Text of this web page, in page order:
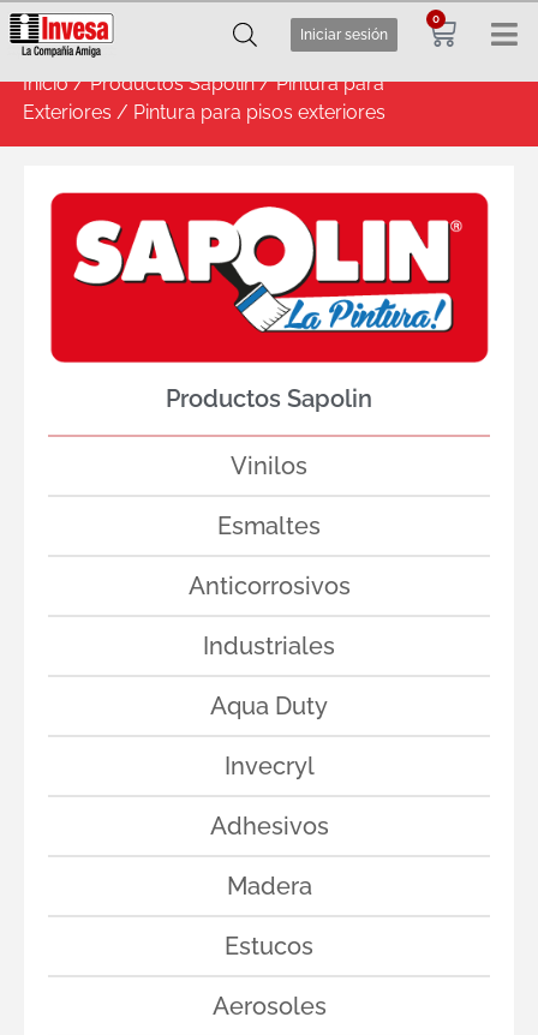
Iniciar sesión
0
Inicio/Productos Sapolin/Pintura para
Exteriores / Pintura para pisos exteriores
Productos Sapolin
Vinilos
Esmaltes
Anticorrosivos
Industriales
Aqua Duty
Invecryl
Adhesivos
Madera
Estucos
Aerosoles